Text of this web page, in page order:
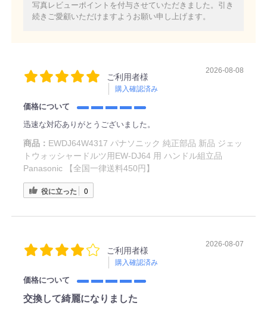
写真レビューポイントを付与させていただきました。引き
続きご愛顧いただけますようお願い申し上げます。
ご利用者様
購入確認済み
2026-08-08
価格について
迅速な対応ありがとうございました。
商品： EWDJ64W4317 パナソニック 純正部品 新品 ジェッ
トウォッシャードルツ用EW-DJ64 用 ハンドル組立品
Panasonic 【全国一律送料450円】
役に立った 0
ご利用者様
購入確認済み
2026-08-07
価格について
交換して綺麗になりました